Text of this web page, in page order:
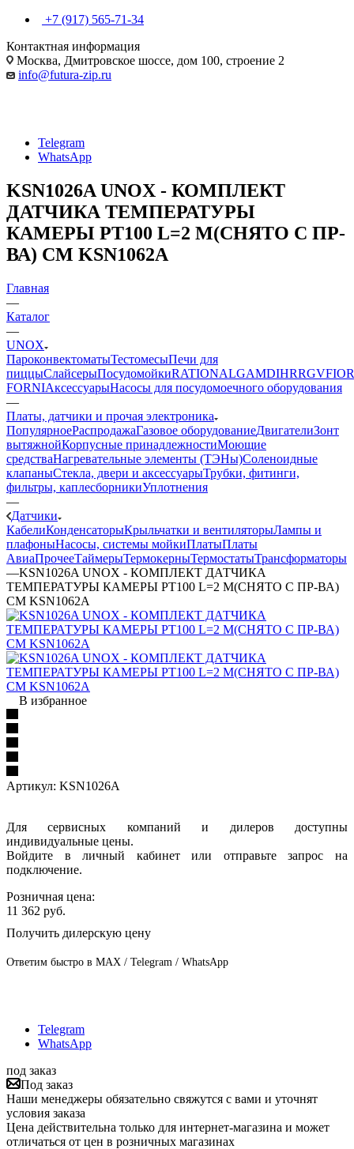
+7 (917) 565-71-34
Контактная информация
Москва, Дмитровское шоссе, дом 100, строение 2
info@futura-zip.ru
Telegram
WhatsApp
KSN1026A UNOX - КОМПЛЕКТ
ДАТЧИКА ТЕМПЕРАТУРЫ
КАМЕРЫ PT100 L=2 М(СНЯТО С ПР-
ВА) СМ KSN1062A
Главная
—
Каталог
—
UNOX
ПароконвектоматыТестомесыПечи для
пиццыСлайсерыПосудомойкиRATIONALGAMDIHRRGV
FORNIАксессуарыНасосы для посудомоечного оборудования
—
Платы, датчики и прочая электроника
ПопулярноеРаспродажаГазовое оборудованиеДвигателиЗонт
вытяжнойКорпусные принадлежностиМоющие
средстваНагревательные элементы (ТЭНы)Соленоидные
клапаныСтекла, двери и аксессуарыТрубки, фитинги,
фильтры, каплесборникиУплотнения
—
Датчики
КабелиКонденсаторыКрыльчатки и вентиляторыЛампы и
плафоныНасосы, системы мойкиПлатыПлаты
АвиаПрочееТаймерыТермокерныТермостатыТрансформаторы
—KSN1026A UNOX - КОМПЛЕКТ ДАТЧИКА
ТЕМПЕРАТУРЫ КАМЕРЫ PT100 L=2 М(СНЯТО С ПР-ВА)
СМ KSN1062A
В избранное
Артикул: KSN1026A
Для сервисных компаний и дилеров доступны
индивидуальные цены.
Войдите в личный кабинет или отправьте запрос на
подключение.
Розничная цена:
11 362 руб.
Получить дилерскую цену
Ответим быстро в MAX / Telegram / WhatsApp
Telegram
WhatsApp
под заказ
Под заказ
Наши менеджеры обязательно свяжутся с вами и уточнят
условия заказа
Цена действительна только для интернет-магазина и может
отличаться от цен в розничных магазинах